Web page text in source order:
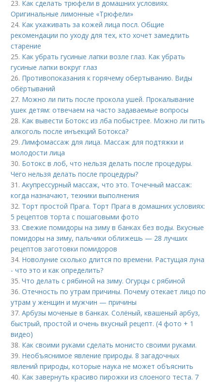
23. Как сделать трюфели в домашних условиях.
Оригинальные лимонные «Трюфели»
24. Как ухаживать за кожей лица посл. Общие
рекомендации по уходу для тех, кто хочет замедлить
старение
25. Как убрать гусиные лапки возле глаз. Как убрать
гусиные лапки вокруг глаз
26. Противопоказания к горячему обертыванию. Виды
обёртываний
27. Можно ли пить после прокола ушей. Прокалывание
ушек детям: отвечаем на часто задаваемые вопросы
28. Как вывести Ботокс из лба побыстрее. Можно ли пить
алкоголь после инъекций Ботокса?
29. Лимфомассаж для лица. Массаж для подтяжки и
молодости лица
30. Ботокс в лоб, что нельзя делать после процедуры.
Чего нельзя делать после процедуры?
31.Акупрессурный массаж, что это. Точечный массаж:
когда назначают, техники выполнения
32. Торт простой Прага. Торт Прага в домашних условиях:
5 рецептов торта с пошаговыми фото
33.Свежие помидоры на зиму в банках без воды. Вкусные
помидоры на зиму, пальчики оближешь — 28 лучших
рецептов заготовки помидоров
34. Новолуние сколько длится по времени. Растущая луна
- что это и как определить?
35.Что делать с рябиной на зиму. Огурцы с рябиной
36.Отечность по утрам причины. Почему отекает лицо по
утрам у женщин и мужчин — причины
37.Арбузы моченые в банках. Солёный, квашеный арбуз,
быстрый, простой и очень вкусный рецепт. (4 фото + 1
видео)
38. Как своими руками сделать монисто своими руками.
39. Необъяснимое явление природы. 8 загадочных
явлений природы, которые наука не может объяснить
40. Как завернуть красиво пирожки из слоеного теста. 7